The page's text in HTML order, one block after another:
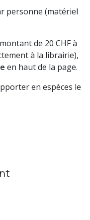
personne (matériel
de 20 CHF à
à la librairie),
en haut de la page.
en espèces le